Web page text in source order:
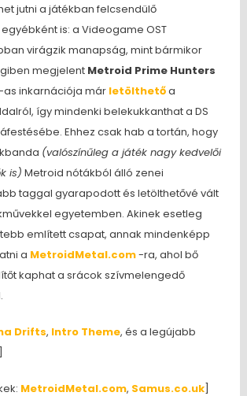
jutni a játékban felcsendülő
is: a Videogame OST
virágzik manapság, mint bármikor
megjelent Metroid Prime Hunters
as inkarnációja már letölthetőa
így mindenki belekukkanthat a DS
Ehhez csak hab a tortán, hogy
(valószínűleg a játék nagy kedvelői
is) Metroid nótákból álló zenei
taggal gyarapodott és letölthetővé vált
egyetemben. Akinek esetleg
említett csapat, annak mindenképp
a MetroidMetal.com-ra, ahol bő
kaphat a srácok szívmelengedő
Drifts, Intro Theme, és a legújabb
MetroidMetal.com, Samus.co.uk]